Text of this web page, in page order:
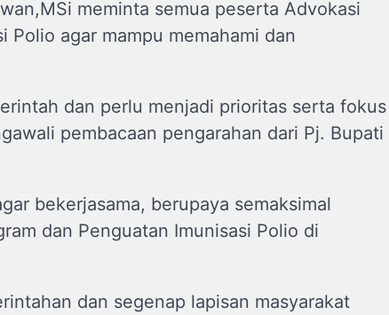
meminta semua peserta Advokasi
Polio agar mampu memahami dan
dan perlu menjadi prioritas serta fokus
pembacaan pengarahan dari Pj. Bupati
bekerjasama, berupaya semaksimal
dan Penguatan Imunisasi Polio di
dan segenap lapisan masyarakat